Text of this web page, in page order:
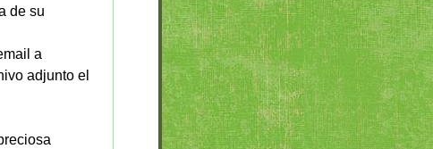
de su
a
adjunto el